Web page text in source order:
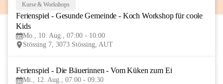
AUG
Kurse & Workshops
Ferienspiel - Gesunde Gemeinde - Koch Workshop für coole
Kids
Mo., 10. Aug., 07:00 - 10:00
Stössing 7, 3073 Stössing, AUT
Ferienspiel - Die Bäuerinnen - Vom Küken zum Ei
Mi., 12. Aug., 07:00 - 09:30